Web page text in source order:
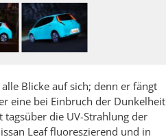
Blicke auf sich; denn er fängt
eine bei Einbruch der Dunkelheit
die UV-Strahlung der
Leaf fluoreszierend und in